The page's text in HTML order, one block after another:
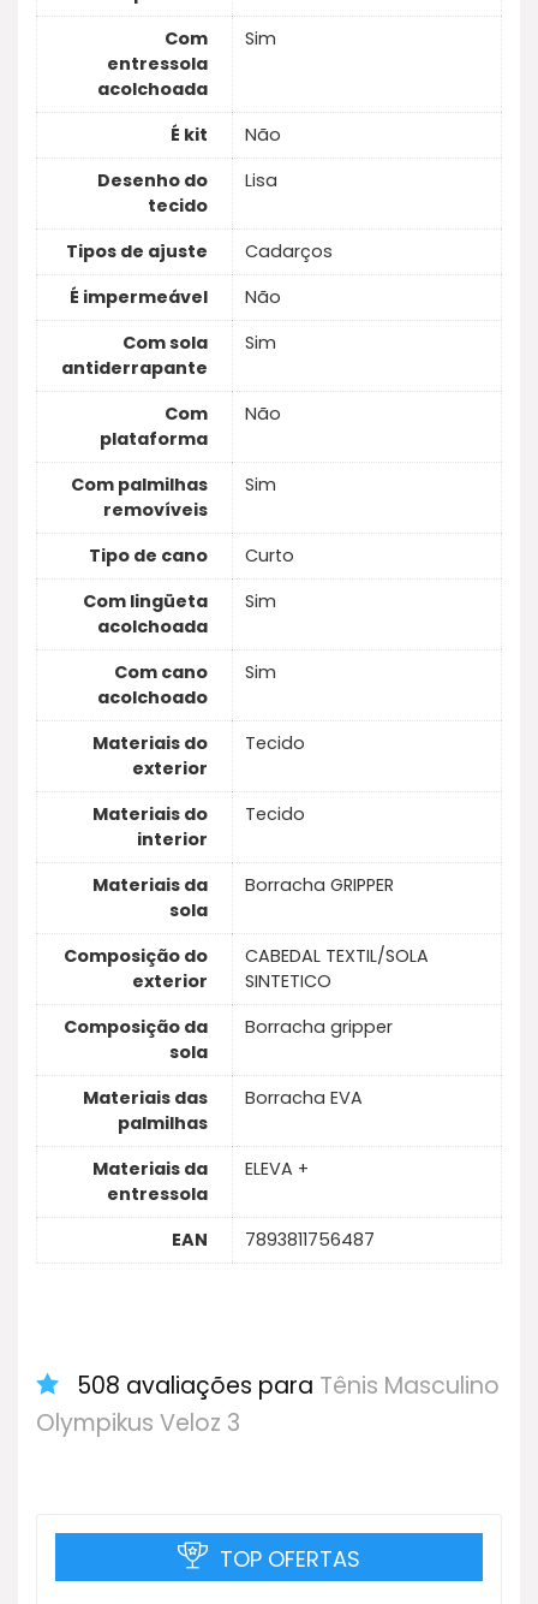
Com
entressola
acolchoada
Sim
É kit
Não
Desenho do
tecido
Lisa
Tipos de ajuste
Cadarços
É impermeável
Não
Com sola
antiderrapante
Sim
Com
plataforma
Não
Com palmilhas
removíveis
Sim
Tipo de cano
Curto
Com lingüeta
acolchoada
Sim
Com cano
acolchoado
Sim
Materiais do
exterior
Tecido
Materiais do
interior
Tecido
Materiais da
sola
Borracha GRIPPER
Composição do
exterior
CABEDAL TEXTIL/SOLA
SINTETICO
Composição da
sola
Borracha gripper
Materiais das
palmilhas
Borracha EVA
Materiais da
entressola
ELEVA +
EAN 7893811756487
508 avaliações para Tênis Masculino
Olympikus Veloz 3
TOP OFERTAS